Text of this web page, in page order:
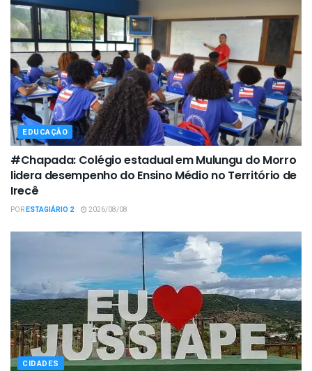
EDUCAÇÃO
#Chapada: Colégio estadual em Mulungu do Morro
lidera desempenho do Ensino Médio no Território de
Irecê
PORESTAGIÁRIO 2 2026/08/08
CIDADES